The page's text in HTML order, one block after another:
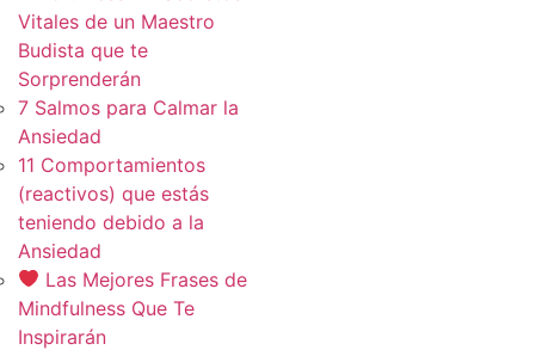
Vitales de un Maestro
Budista que te
Sorprenderán
7 Salmos para Calmar la
Ansiedad
11 Comportamientos
(reactivos) que estás
teniendo debido a la
Ansiedad
Las Mejores Frases de
Mindfulness Que Te
Inspirarán